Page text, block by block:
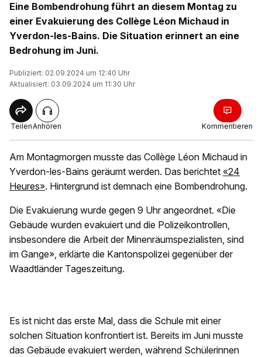
Eine Bombendrohung führt an diesem Montag zu
einer Evakuierung des Collège Léon Michaud in
Yverdon-les-Bains. Die Situation erinnert an eine
Bedrohung im Juni.
Publiziert: 02.09.2024 um 12:40 Uhr
Aktualisiert: 03.09.2024 um 11:30 Uhr
TeilenAnhören Kommentieren
Am Montagmorgen musste das Collège Léon Michaud in
Yverdon-les-Bains geräumt werden. Das berichtet «24
Heures». Hintergrund ist demnach eine Bombendrohung.
Die Evakuierung wurde gegen 9 Uhr angeordnet. «Die
Gebäude wurden evakuiert und die Polizeikontrollen,
insbesondere die Arbeit der Minenräumspezialisten, sind
im Gange», erklärte die Kantonspolizei gegenüber der
Waadtländer Tageszeitung.
Es ist nicht das erste Mal, dass die Schule mit einer
solchen Situation konfrontiert ist. Bereits im Juni musste
das Gebäude evakuiert werden, während Schülerinnen